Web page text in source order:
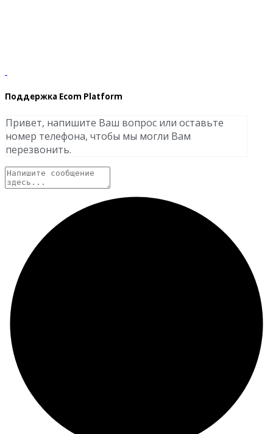
Поддержка Ecom Platform
Привет, напишите Ваш вопрос или оставьте
номер телефона, чтобы мы могли Вам
перезвонить.